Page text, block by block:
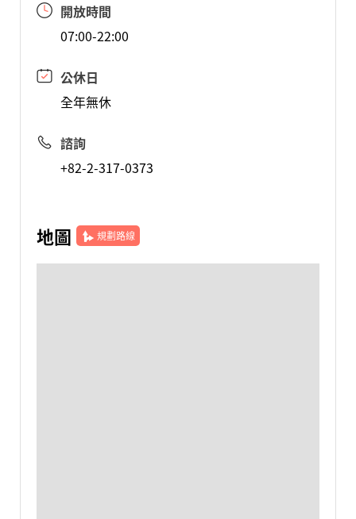
開放時間
07:00-22:00
公休日
全年無休
諮詢
+82-2-317-0373
地圖 規劃路線